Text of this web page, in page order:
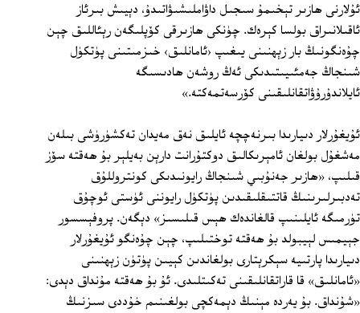
ئۇلارنى ھازىر تېخىمۇ سىجىل داۋاملىشىۋاتىدۇ، دېيىش بىرئاز
ئاقىلانىراق بولسا كېرەك. چۈنكى ھازىرقى كۆپلىگەن رېئاللىق چېن
چۇەنگونىڭ بار زېھنىنى يىغىپ ‹ئامانلىق› خىزمىتىنى پۈتكۈل
شىنجاڭ جەمئىيىتىدىكى ئەڭ روشەن ھادىسىگە
ئايلاندۇرۇۋاتقانلىقىنى كۆرسەتمەكتە.»
ئۇيغۇرلار دىيارىدا بىرنەچچە ئايلىق نەق مەيدان تەكشۈرۈشى بىلەن
مەشغۇل بولغان ئامېرىكالىق دوكتۇرانت دارېن بەيلېر بۇ ھەقتە سۆز
قىلىپ، «ھازىر جەنۇبىي شىنجاڭ رايونىدىكى كونتروللۇق
تەدبىرلىرىنىڭ قاتتىقلىقىدىن پۈتكۈل رايوننى ئۈستى ئوچۇق
تۈرمىگە ئايلىنىپ قالغاندەك ھېس قىلىسىز» دېگەن. پروفېسسور
جېيمىس لېيبولد بۇ ھەقتە توختىلىپ، چېن چۇەنگو ئۇيغۇرلار
دىيارىدا پارتىيە سېكرېتارى بولغاندىن كېيىن پۈتۈن زېھنىنى
«ئامانلىق» قا قاراتقانلىقىنى تەكىتلىدى. ئۇ بۇ ھەقتە مۇنداق دېدى:
«شۇنداق. بۇ يەردە مېنىڭ دېمەكچى بولغىنىم خۇددى سىزنىڭ